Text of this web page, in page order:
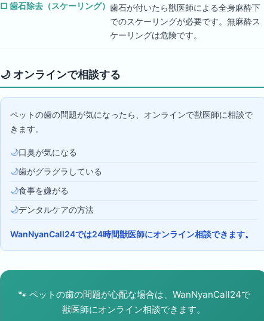
□ 歯石除去（スケーリング） 歯石が付いたら獣医師による全身麻酔下
でのスケーリングが必要です。無麻酔ス
ケーリングは危険です。
🌙 オンラインで相談する
ペットの歯の問題が気になったら、オンラインで獣医師に相談で
きます。
🌙口臭が気になる
🌙歯がグラグラしている
🌙食事を嫌がる
🌙デンタルケアの方法
WanNyanCall24では24時間獣医師にオンライン相談できます。
🐾 ペットの歯の問題が心配な場合は、WanNyanCall24で
獣医師にオンライン相談できます。